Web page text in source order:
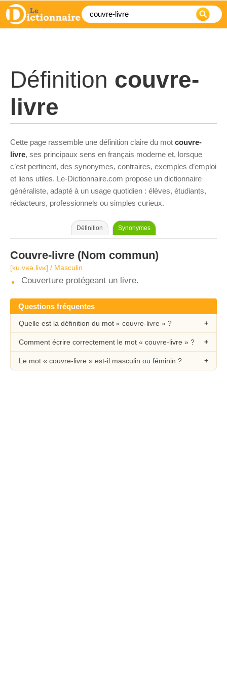
Définition couvre-
livre
Cette page rassemble une définition claire du mot couvre-
livre, ses principaux sens en français moderne et, lorsque
c’est pertinent, des synonymes, contraires, exemples d’emploi
et liens utiles. Le-Dictionnaire.com propose un dictionnaire
généraliste, adapté à un usage quotidien : élèves, étudiants,
rédacteurs, professionnels ou simples curieux.
Définition Synonymes
Couvre-livre (Nom commun)
[ku.vʁə.livʁ] / Masculin
Couverture protégeant un livre.
Questions fréquentes
Quelle est la définition du mot « couvre-livre » ?
Comment écrire correctement le mot « couvre-livre » ?
Le mot « couvre-livre » est-il masculin ou féminin ?